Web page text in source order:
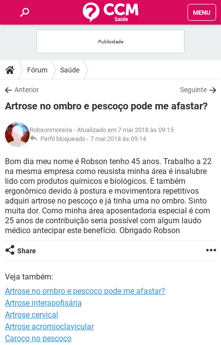
MENU
FÓRUM
SAÚDE
NUTRIÇÃO
BEM-ESTAR
SEXUALIDADE
GLOSSÁRIO
Fórum Saúde
Anterior Seguinte
Artrose no ombro e pescoço pode me afastar?
Robsonmoreira - Atualizado em 7 mai 2018 às 09:15
Perfil bloqueado - 7 mai 2018 às 09:14
Bom dia meu nome é Robson tenho 45 anos. Trabalho a 22
na mesma empresa como reusista minha área é insalubre
lido com produtos químicos e biológicos. E também
ergonômico devido à postura e movimentora repetitivos
adquiri artrose no pescoço e já tinha uma no ombro. Sinto
muita dor. Como minha área aposentadoria especial é com
25 anos de contribuição seria possível com algum laudo
médico antecipar este benefício. Obrigado Robson
Share
Veja também:
Artrose no ombro e pescoço pode me afastar?
Artrose interapofisária
Artrose cervical
Artrose acromioclavicular
Caroço no pescoço